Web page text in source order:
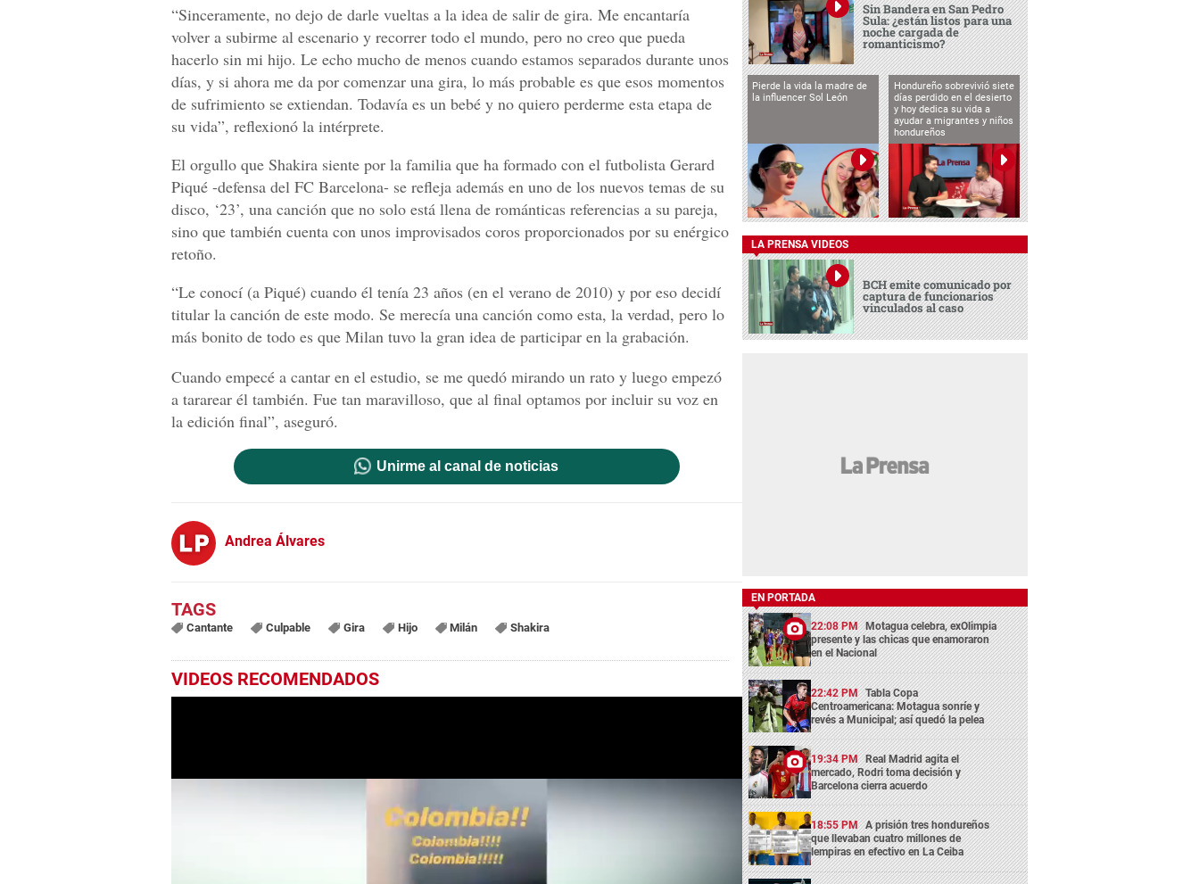
“Sinceramente, no dejo de darle vueltas a la idea de salir de gira. Me encantaría
volver a subirme al escenario y recorrer todo el mundo, pero no creo que pueda
hacerlo sin mi hijo. Le echo mucho de menos cuando estamos separados durante unos
días, y si ahora me da por comenzar una gira, lo más probable es que esos momentos
de sufrimiento se extiendan. Todavía es un bebé y no quiero perderme esta etapa de
su vida”, reflexionó la intérprete.
El orgullo que Shakira siente por la familia que ha formado con el futbolista Gerard
Piqué -defensa del FC Barcelona- se refleja además en uno de los nuevos temas de su
disco, ‘23’, una canción que no solo está llena de románticas referencias a su pareja,
sino que también cuenta con unos improvisados coros proporcionados por su enérgico
retoño.
“Le conocí (a Piqué) cuando él tenía 23 años (en el verano de 2010) y por eso decidí
titular la canción de este modo. Se merecía una canción como esta, la verdad, pero lo
más bonito de todo es que Milan tuvo la gran idea de participar en la grabación.
Cuando empecé a cantar en el estudio, se me quedó mirando un rato y luego empezó
a tararear él también. Fue tan maravilloso, que al final optamos por incluir su voz en
la edición final”, aseguró.
Unirme al canal de noticias
Andrea Álvares
Cantante Culpable Gira Hijo Milán Shakira
VIDEOS RECOMENDADOS
Sin Bandera en San Pedro
Sula: ¿están listos para una
noche cargada de
romanticismo?
Pierde la vida la madre de
la influencer Sol León
Hondureño sobrevivió siete
días perdido en el desierto
y hoy dedica su vida a
ayudar a migrantes y niños
hondureños
LA PRENSA VIDEOS
BCH emite comunicado por
captura de funcionarios
vinculados al caso
EN PORTADA
22:08 PM Motagua celebra, exOlimpia
presente y las chicas que enamoraron
en el Nacional
22:42 PM Tabla Copa
Centroamericana: Motagua sonríe y
revés a Municipal; así quedó la pelea
19:34 PM Real Madrid agita el
mercado, Rodri toma decisión y
Barcelona cierra acuerdo
18:55 PM A prisión tres hondureños
que llevaban cuatro millones de
lempiras en efectivo en La Ceiba